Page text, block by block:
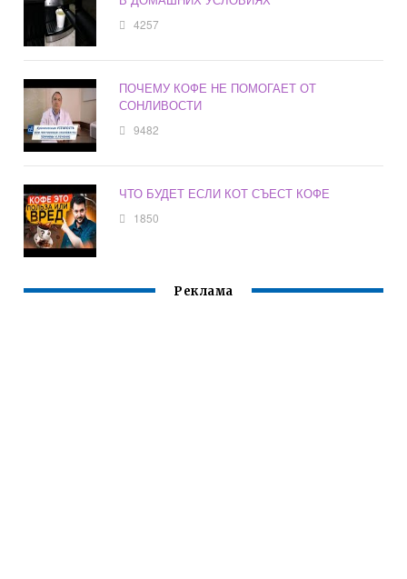
4257
ПОЧЕМУ КОФЕ НЕ ПОМОГАЕТ ОТ
СОНЛИВОСТИ
9482
ЧТО БУДЕТ ЕСЛИ КОТ СЪЕСТ КОФЕ
1850
Реклама